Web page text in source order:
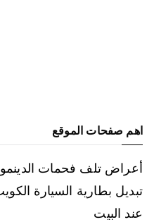
اهم صفحات الموقع
أعراض تلف فحمات الدينمو
عند البيت